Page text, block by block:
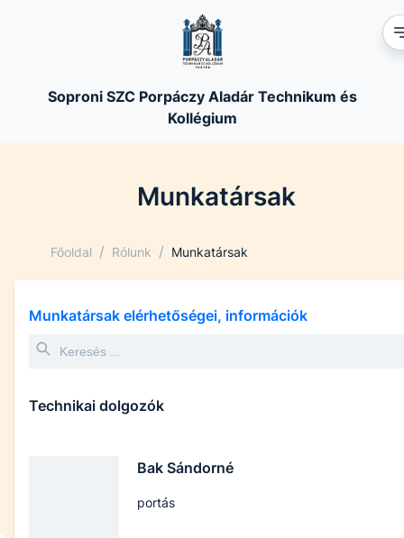
Soproni SZC Porpáczy Aladár Technikum és
Kollégium
Munkatársak
Főoldal / Rólunk / Munkatársak
Munkatársak elérhetőségei, információk
Technikai dolgozók
Bak Sándorné
portás